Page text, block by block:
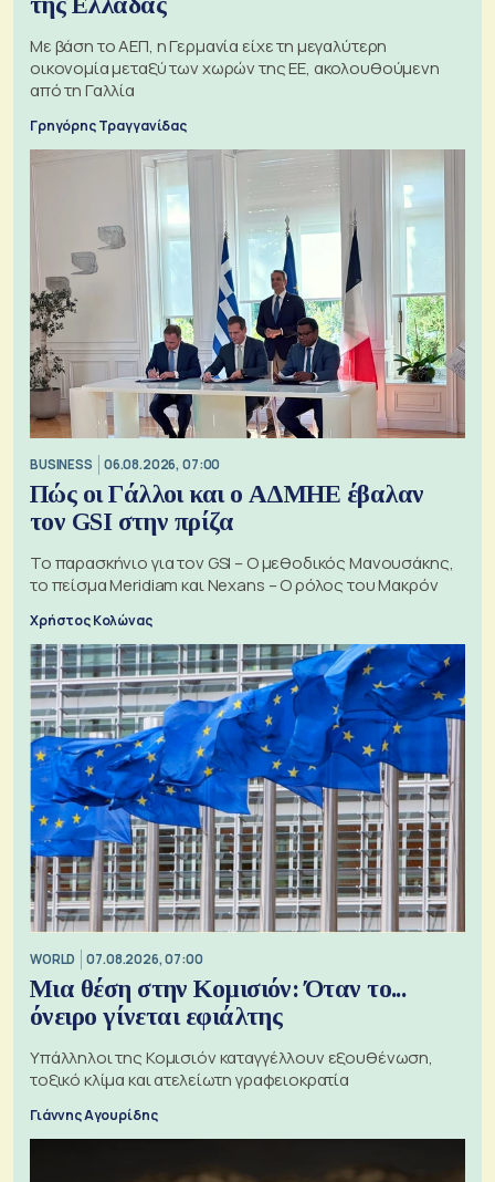
Με βάση το ΑΕΠ, η Γερμανία είχε τη μεγαλύτερη
οικονομία μεταξύ των χωρών της ΕΕ, ακολουθούμενη
από τη Γαλλία
Γρηγόρης Τραγγανίδας
BUSINESS 06.08.2026, 07:00
Πώς οι Γάλλοι και ο ΑΔΜΗΕ έβαλαν
τον GSI στην πρίζα
Το παρασκήνιο για τον GSI – Ο μεθοδικός Μανουσάκης,
το πείσμα Meridiam και Nexans – Ο ρόλος του Μακρόν
Χρήστος Κολώνας
WORLD 07.08.2026, 07:00
Μια θέση στην Κομισιόν: Όταν το...
όνειρο γίνεται εφιάλτης
Υπάλληλοι της Κομισιόν καταγγέλλουν εξουθένωση,
τοξικό κλίμα και ατελείωτη γραφειοκρατία
Γιάννης Αγουρίδης